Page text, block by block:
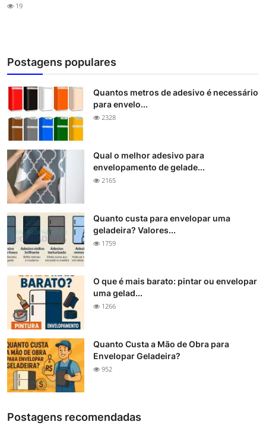
19
Postagens populares
Quantos metros de adesivo é necessário
para envelo...
2328
Qual o melhor adesivo para
envelopamento de gelade...
2165
Quanto custa para envelopar uma
geladeira? Valores...
1759
O que é mais barato: pintar ou envelopar
uma gelad...
1266
Quanto Custa a Mão de Obra para
Envelopar Geladeira?
952
Postagens recomendadas